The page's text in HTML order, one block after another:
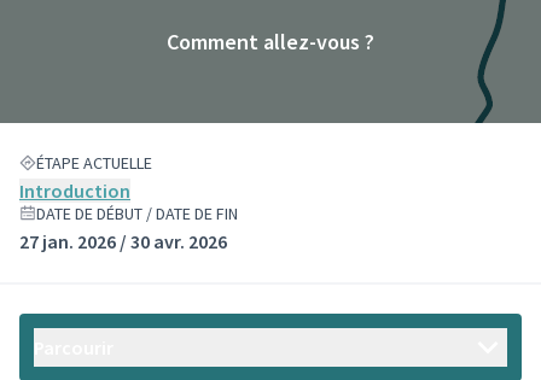
Comment allez-vous ?
ÉTAPE ACTUELLE
Introduction
DATE DE DÉBUT / DATE DE FIN
27 jan. 2026 / 30 avr. 2026